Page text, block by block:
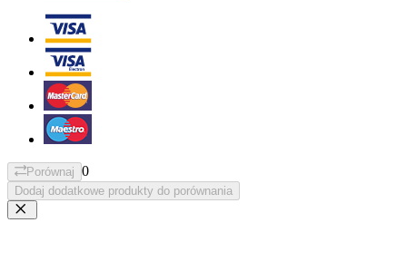
Porównaj 0
Dodaj dodatkowe produkty do porównania